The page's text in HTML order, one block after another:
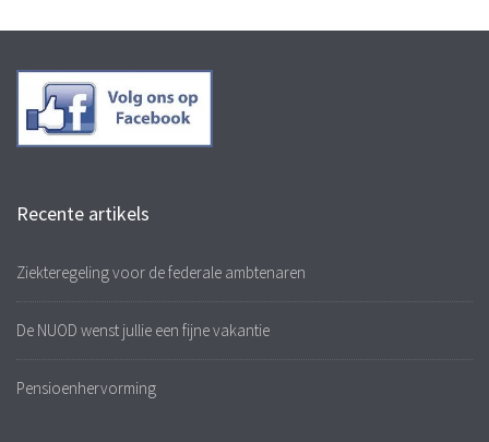
Recente artikels
Ziekteregeling voor de federale ambtenaren
De NUOD wenst jullie een fijne vakantie
Pensioenhervorming